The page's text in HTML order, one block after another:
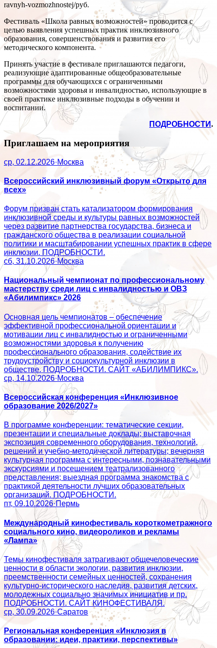
ravnyh-vozmozhnostej/руб.
Фестиваль «Школа равных возможностей» проводится с
целью выявления успешных практик инклюзивного
образования, совершенствования и развития его
методического компонента.
Принять участие в фестивале приглашаются педагоги,
реализующие адаптированные общеобразовательные
программы для обучающихся с ограниченными
возможностями здоровья и инвалидностью, использующие в
своей практике инклюзивные подходы в обучении и
воспитании.
ПОДРОБНОСТИ.
Приглашаем на мероприятия
ср, 02.12.2026·Москва
Всероссийский инклюзивный форум «Открыто для
всех»
Форум призван стать катализатором формирования
инклюзивной среды и культуры равных возможностей
через развитие партнерства государства, бизнеса и
гражданского общества в реализации социальной
политики и масштабировании успешных практик в сфере
инклюзии. ПОДРОБНОСТИ.
сб, 31.10.2026·Москва
Национальный чемпионат по профессиональному
мастерству среди лиц с инвалидностью и ОВЗ
«Абилимпикс» 2026
Основная цель чемпионатов – обеспечение
эффективной профессиональной ориентации и
мотивации лиц с инвалидностью и ограниченными
возможностями здоровья к получению
профессионального образования, содействие их
трудоустройству и социокультурной инклюзии в
обществе. ПОДРОБНОСТИ. САЙТ «АБИЛИМПИКС».
ср, 14.10.2026·Москва
Всероссийская конференция «Инклюзивное
образование 2026/2027»
В программе конференции: тематические секции,
презентации и специальные доклады; выставочная
экспозиция современного оборудования, технологий,
решений и учебно-методической литературы; вечерняя
культурная программа с интересными, познавательными
экскурсиями и посещением театрализованного
представления; выездная программа знакомства с
практикой деятельности лучших образовательных
организаций. ПОДРОБНОСТИ.
пт, 09.10.2026·Пермь
Международный кинофестиваль короткометражного
социального кино, видеороликов и рекламы
«Лампа»
Темы кинофестиваля затрагивают общечеловеческие
ценности в области экологии, развития инклюзии,
преемственности семейных ценностей, сохранения
культурно-исторического наследия, развития детских,
молодежных социально значимых инициатив и пр.
ПОДРОБНОСТИ. САЙТ КИНОФЕСТИВАЛЯ.
ср, 30.09.2026·Саратов
Региональная конференция «Инклюзия в
образовании: идеи, практики, перспективы»